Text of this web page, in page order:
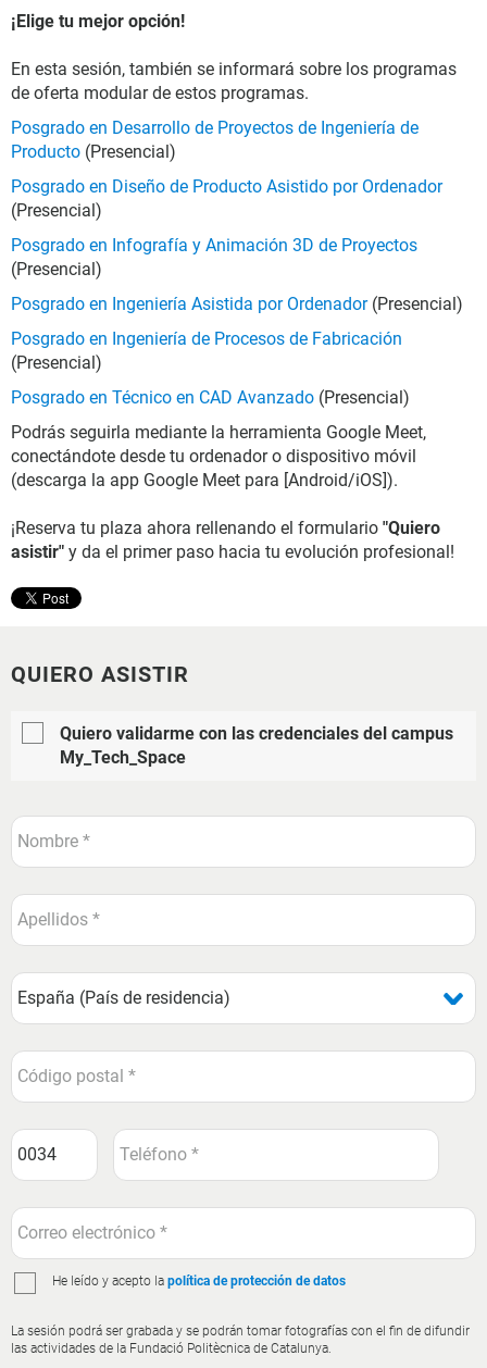
¡Elige tu mejor opción!
En esta sesión, también se informará sobre los programas
de oferta modular de estos programas.
Posgrado en Desarrollo de Proyectos de Ingeniería de
Producto (Presencial)
Posgrado en Diseño de Producto Asistido por Ordenador
(Presencial)
Posgrado en Infografía y Animación 3D de Proyectos
(Presencial)
Posgrado en Ingeniería Asistida por Ordenador(Presencial)
Posgrado en Ingeniería de Procesos de Fabricación
(Presencial)
Posgrado en Técnico en CAD Avanzado (Presencial)
Podrás seguirla mediante la herramienta Google Meet,
conectándote desde tu ordenador o dispositivo móvil
(descarga la app Google Meet para [Android/iOS]).
¡Reserva tu plaza ahora rellenando el formulario "Quiero
asistir" y da el primer paso hacia tu evolución profesional!
QUIERO ASISTIR
Quiero validarme con las credenciales del campus
My_Tech_Space
He leído y acepto la política de protección de datos
La sesión podrá ser grabada y se podrán tomar fotografías con el fin de difundir
las actividades de la Fundació Politècnica de Catalunya.